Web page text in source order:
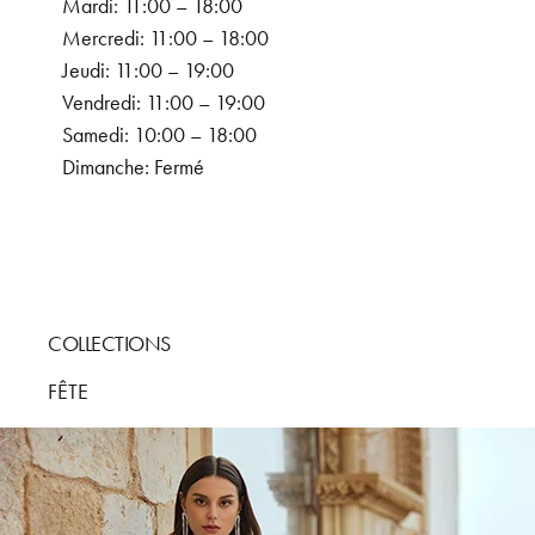
Mardi: 11:00 – 18:00
Mercredi: 11:00 – 18:00
Jeudi: 11:00 – 19:00
Vendredi: 11:00 – 19:00
Samedi: 10:00 – 18:00
Dimanche: Fermé
COLLECTIONS
FÊTE